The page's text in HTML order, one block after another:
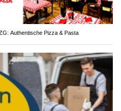
Authentische Pizza & Pasta